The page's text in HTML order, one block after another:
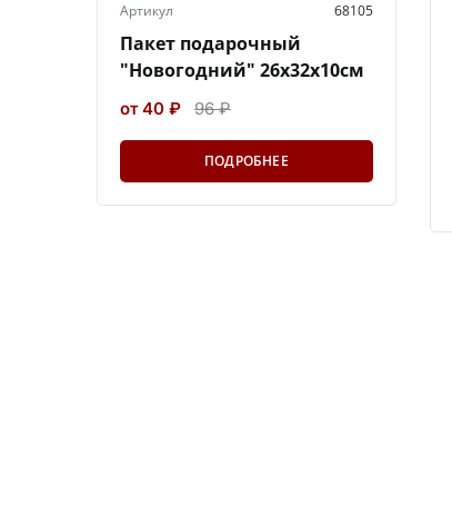
Артикул 68105
Пакет подарочный
"Новогодний" 26х32х10см
от 40 ₽ 96 ₽
ПОДРОБНЕЕ